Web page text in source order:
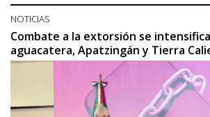
NOTICIAS
Combate a la extorsión se
aguacatera, Apatzingán y Tierra